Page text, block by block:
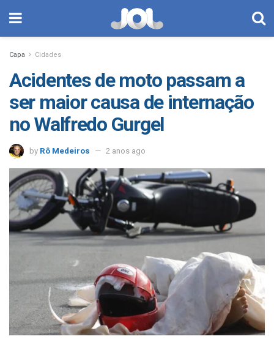
Capa Cidades
Acidentes de moto passam a
ser maior causa de internação
no Walfredo Gurgel
by Rô Medeiros 2 anos ago